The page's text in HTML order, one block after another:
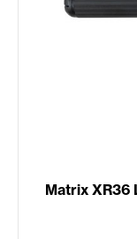
Matrix XR36